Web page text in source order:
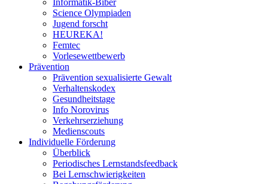
Informatik-Biber
Science Olympiaden
Jugend forscht
HEUREKA!
Femtec
Vorlesewettbewerb
Prävention
Prävention sexualisierte Gewalt
Verhaltenskodex
Gesundheitstage
Info Norovirus
Verkehrserziehung
Medienscouts
Individuelle Förderung
Überblick
Periodisches Lernstandsfeedback
Bei Lernschwierigkeiten